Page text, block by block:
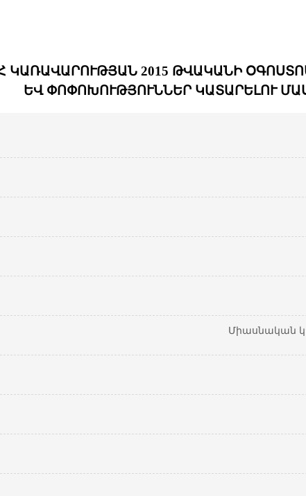
2015 ԹՎԱԿԱՆԻ
ԵՎ ՓՈՓՈԽՈՒԹՅՈՒՆՆԵՐ ԿԱՏԱՐԵԼՈՒ
Միասնական